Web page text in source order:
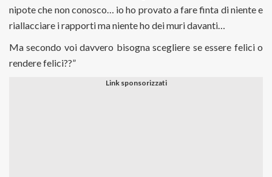
nipote che non conosco… io ho provato a fare finta di niente e
riallacciare i rapporti ma niente ho dei muri davanti…
Ma secondo voi davvero bisogna scegliere se essere felici o
rendere felici??”